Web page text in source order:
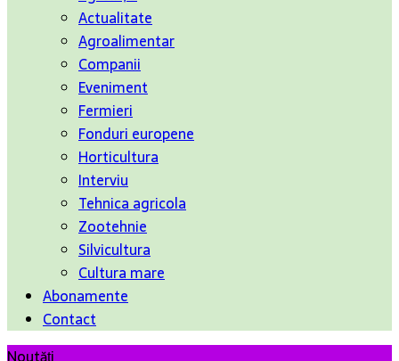
Actualitate
Agroalimentar
Companii
Eveniment
Fermieri
Fonduri europene
Horticultura
Interviu
Tehnica agricola
Zootehnie
Silvicultura
Cultura mare
Abonamente
Contact
Noutăți